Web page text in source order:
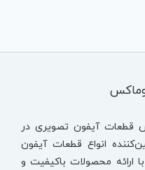
قطعات آیفون تصویری در
انواع قطعات آیفون
ارائه محصولات باکیفیت و